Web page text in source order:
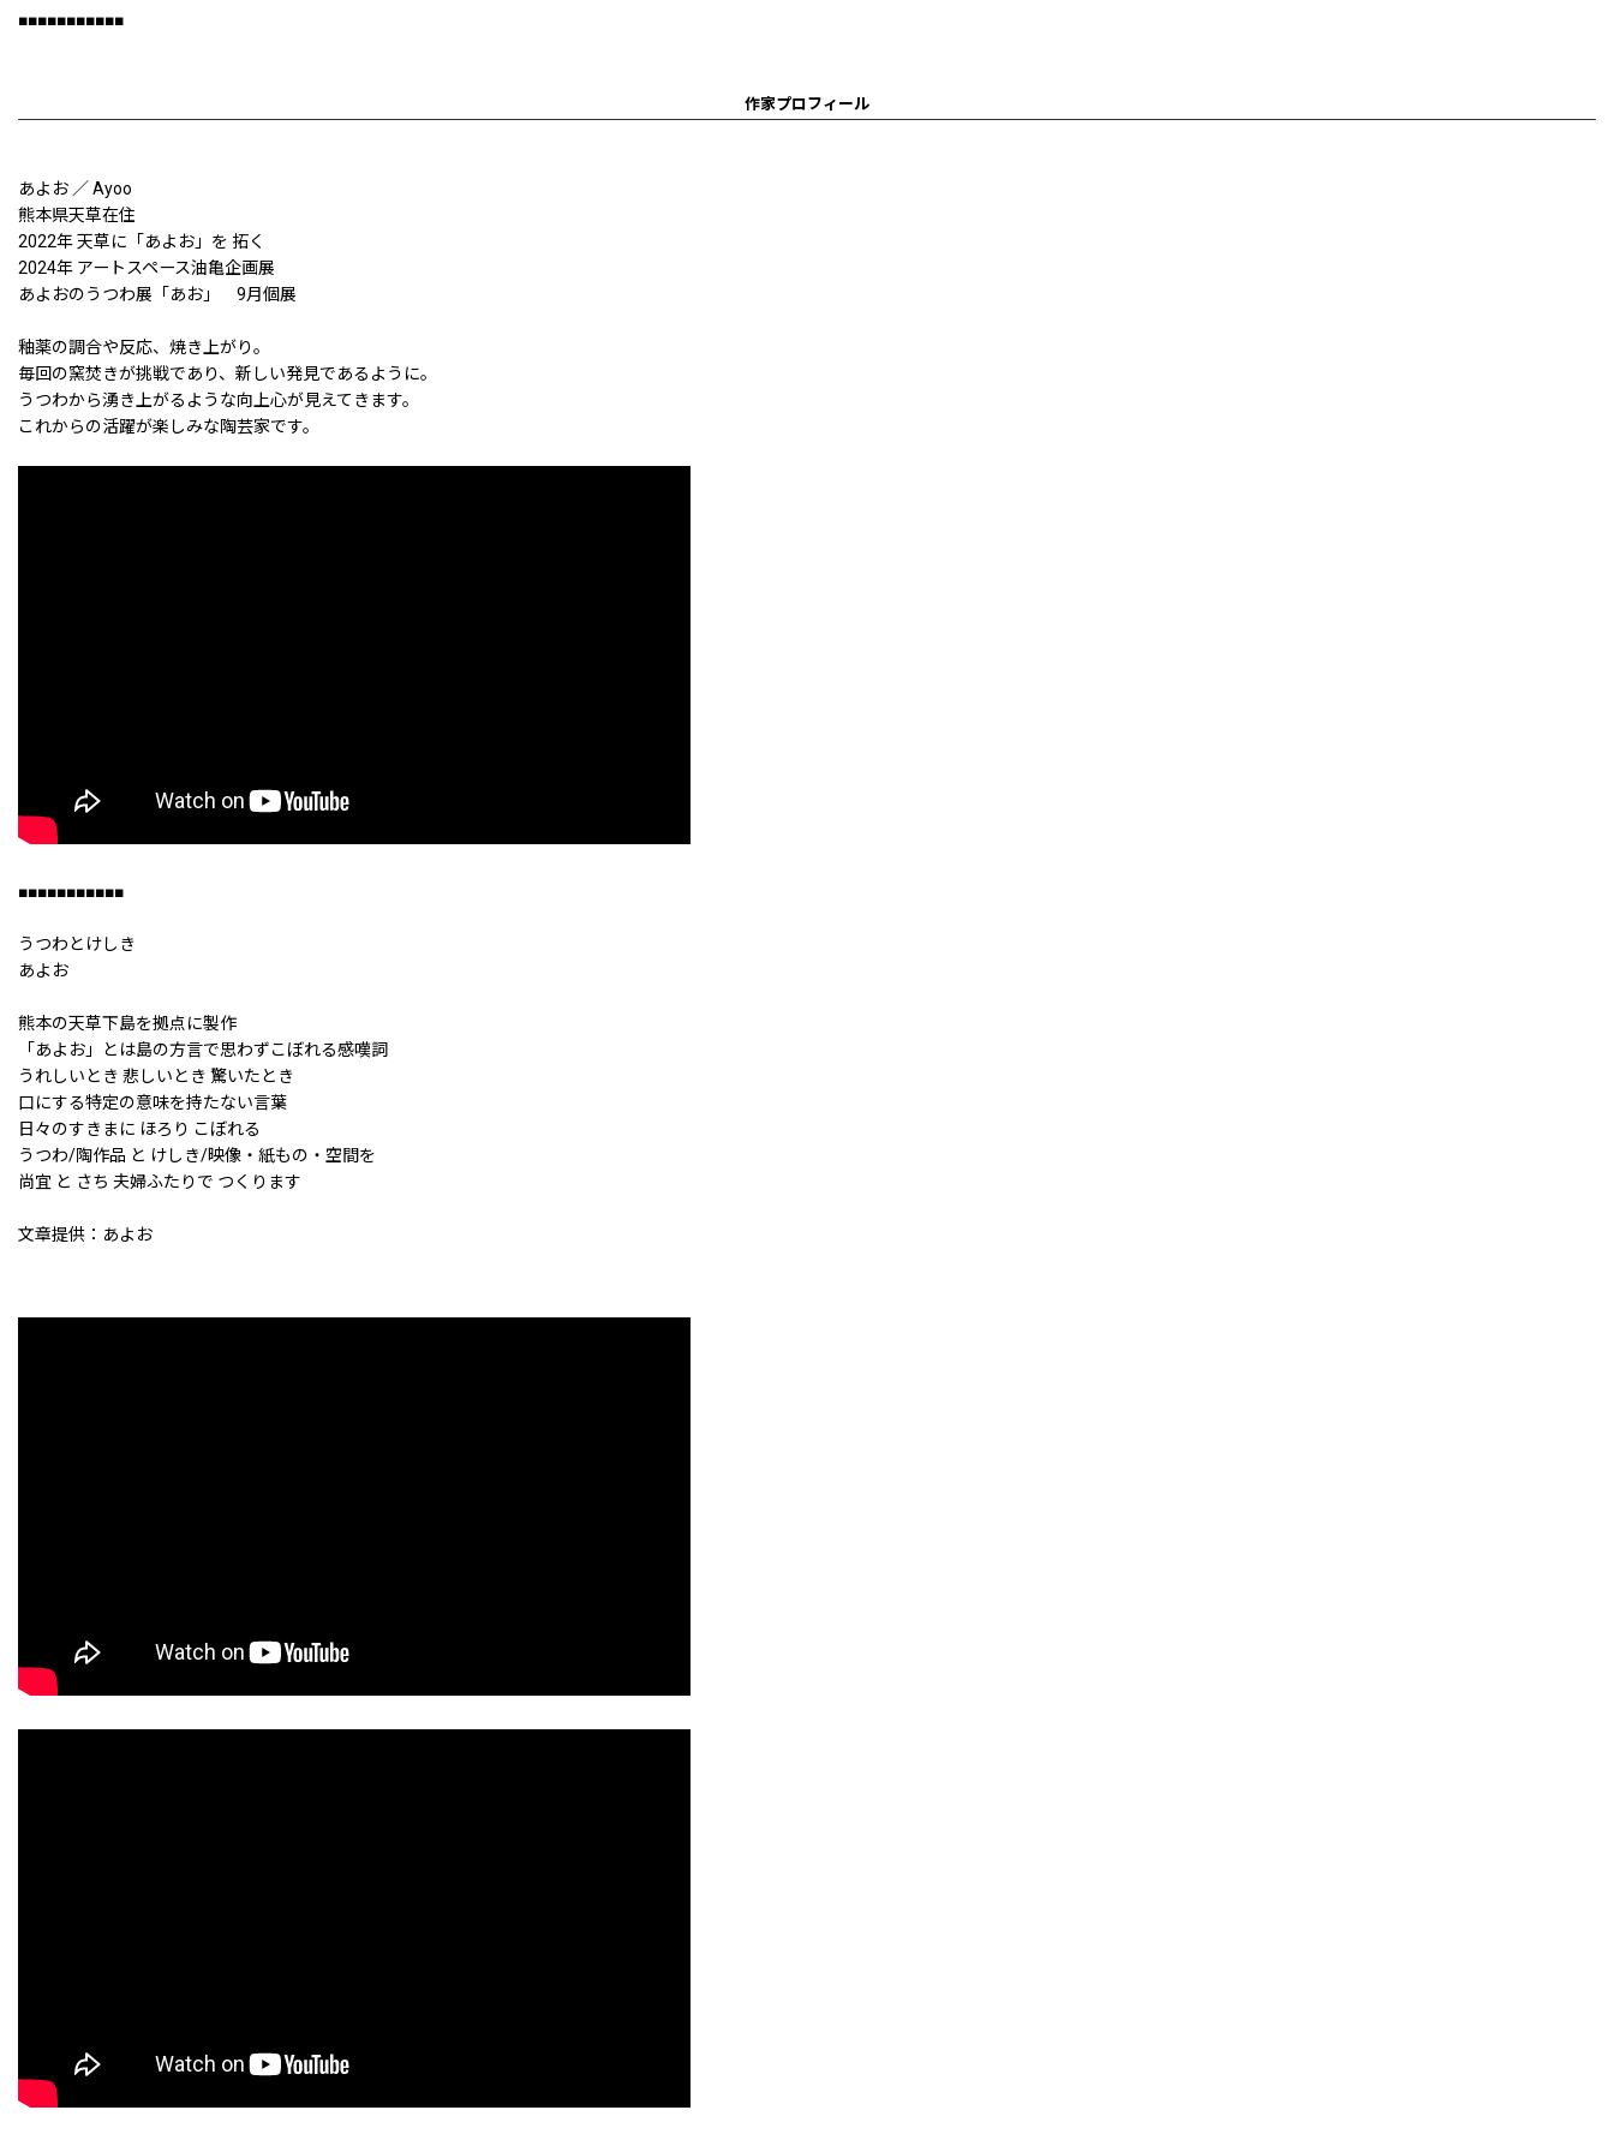
■■■■■■■■■■■
作家プロフィール
あよお ／ Ayoo
熊本県天草在住
2022年 天草に「あよお」を 拓く
2024年 アートスペース油亀企画展
あよおのうつわ展「あお」 9月個展
釉薬の調合や反応、焼き上がり。
毎回の窯焚きが挑戦であり、新しい発見であるように。
うつわから湧き上がるような向上心が見えてきます。
これからの活躍が楽しみな陶芸家です。
■■■■■■■■■■■
うつわとけしき
あよお
熊本の天草下島を拠点に製作
「あよお」とは島の方言で思わずこぼれる感嘆詞
うれしいとき 悲しいとき 驚いたとき
口にする特定の意味を持たない言葉
日々のすきまに ほろり こぼれる
うつわ/陶作品 と けしき/映像・紙もの・空間を
尚宜 と さち 夫婦ふたりで つくります
文章提供：あよお